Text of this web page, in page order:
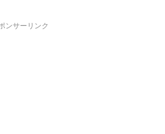
ンサーリンク